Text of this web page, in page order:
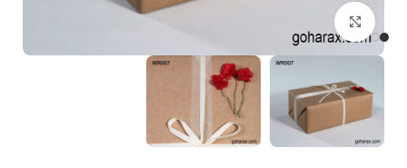
بزرگنمایی تصویر